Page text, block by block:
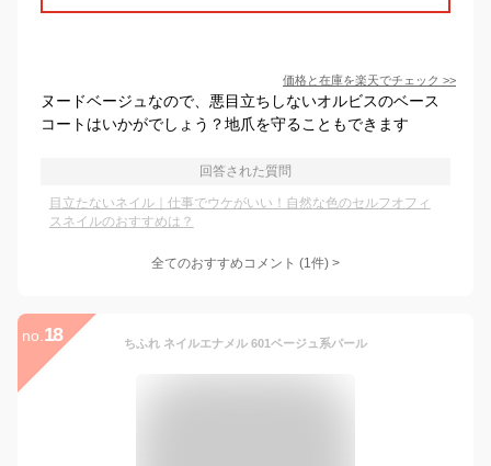
価格と在庫を楽天でチェック >>
ヌードベージュなので、悪目立ちしないオルビスのベース
コートはいかがでしょう？地爪を守ることもできます
回答された質問
目立たないネイル｜仕事でウケがいい！自然な色のセルフオフィ
スネイルのおすすめは？
全てのおすすめコメント (1件) >
no. 18 ちふれ ネイルエナメル 601ベージュ系パール